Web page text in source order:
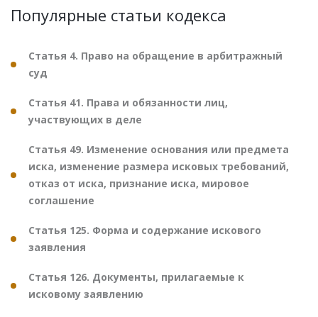
Популярные статьи кодекса
Статья 4. Право на обращение в арбитражный
суд
Статья 41. Права и обязанности лиц,
участвующих в деле
Статья 49. Изменение основания или предмета
иска, изменение размера исковых требований,
отказ от иска, признание иска, мировое
соглашение
Статья 125. Форма и содержание искового
заявления
Статья 126. Документы, прилагаемые к
исковому заявлению